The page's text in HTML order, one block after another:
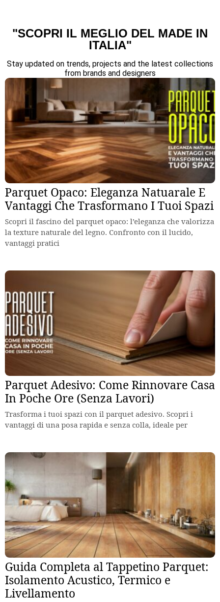
"SCOPRI IL MEGLIO DEL MADE IN
ITALIA"
Stay updated on trends, projects and the latest collections
from brands and designers
Parquet Opaco: Eleganza Natuarale E
Vantaggi Che Trasformano I Tuoi Spazi
Scopri il fascino del parquet opaco: l’eleganza che valorizza
la texture naturale del legno. Confronto con il lucido,
vantaggi pratici
Parquet Adesivo: Come Rinnovare Casa
In Poche Ore (Senza Lavori)
Trasforma i tuoi spazi con il parquet adesivo. Scopri i
vantaggi di una posa rapida e senza colla, ideale per
Guida Completa al Tappetino Parquet:
Isolamento Acustico, Termico e
Livellamento